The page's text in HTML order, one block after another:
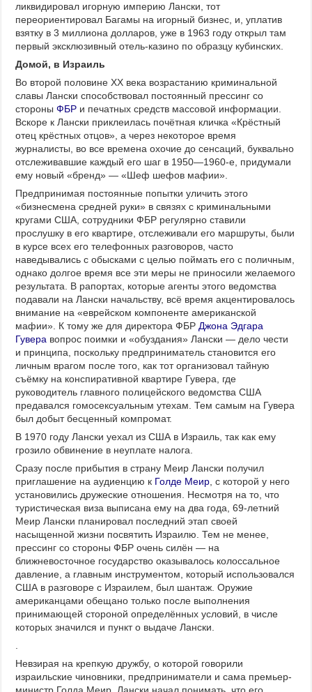
ликвидировал игорную империю Лански, тот
переориентировал Багамы на игорный бизнес, и, уплатив
взятку в 3 миллиона долларов, уже в 1963 году открыл там
первый эксклюзивный отель-казино по образцу кубинских.
Домой, в Израиль
Во второй половине XX века возрастанию криминальной
славы Лански способствовал постоянный прессинг со
стороныФБР и печатных средств массовой информации.
Вскоре к Лански приклеилась почётная кличка «Крёстный
отец крёстных отцов», а через некоторое время
журналисты, во все времена охочие до сенсаций, буквально
отслеживавшие каждый его шаг в 1950—1960-е, придумали
ему новый «бренд» — «Шеф шефов мафии».
Предпринимая постоянные попытки уличить этого
«бизнесмена средней руки» в связях с криминальными
кругами США, сотрудники ФБР регулярно ставили
прослушку в его квартире, отслеживали его маршруты, были
в курсе всех его телефонных разговоров, часто
наведывались с обысками с целью поймать его с поличным,
однако долгое время все эти меры не приносили желаемого
результата. В рапортах, которые агенты этого ведомства
подавали на Лански начальству, всё время акцентировалось
внимание на «еврейском компоненте американской
мафии». К тому же для директора ФБРДжона Эдгара
Гувера вопрос поимки и «обуздания» Лански — дело чести
и принципа, поскольку предприниматель становится его
личным врагом после того, как тот организовал тайную
съёмку на конспиративной квартире Гувера, где
руководитель главного полицейского ведомства США
предавался гомосексуальным утехам. Тем самым на Гувера
был добыт бесценный компромат.
В 1970 году Лански уехал из США в Израиль, так как ему
грозило обвинение в неуплате налога.
Сразу после прибытия в страну Меир Лански получил
приглашение на аудиенцию к Голде Меир, с которой у него
установились дружеские отношения. Несмотря на то, что
туристическая виза выписана ему на два года, 69-летний
Меир Лански планировал последний этап своей
насыщенной жизни посвятить Израилю. Тем не менее,
прессинг со стороны ФБР очень силён — на
ближневосточное государство оказывалось колоссальное
давление, а главным инструментом, который использовался
США в разговоре с Израилем, был шантаж.Оружие
американцами обещано только после выполнения
принимающей стороной определённых условий, в числе
которых значился и пункт о выдаче Лански.
.
Невзирая на крепкую дружбу, о которой говорили
израильские чиновники, предприниматели и сама премьер-